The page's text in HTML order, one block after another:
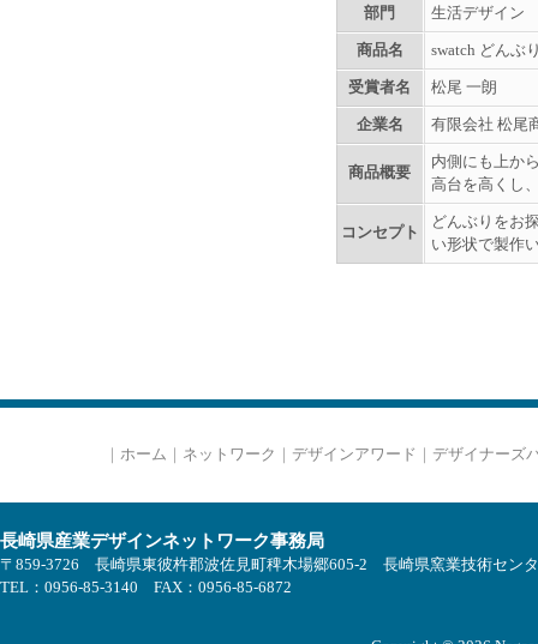
部門 生活デザイン
商品名 swatch どんぶ
受賞者名 松尾 一朗
企業名 有限会社 松尾
商品概要
内側にも上か
高台を高くし
コンセプト
どんぶりをお
い形状で製作
ホーム ネットワーク デザインアワード デザイナーズ
長崎県産業デザインネットワーク事務局
〒859-3726 長崎県東彼杵郡波佐見町稗木場郷605-2 長崎県窯業技術セン
TEL：0956-85-3140 FAX：0956-85-6872